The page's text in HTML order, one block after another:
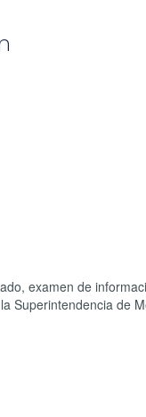
examen de
Superintendencia de